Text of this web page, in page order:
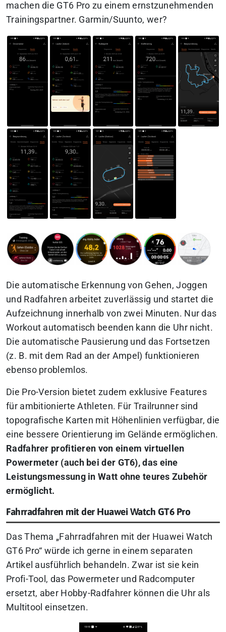
machen die GT6 Pro zu einem ernstzunehmenden
Trainingspartner. Garmin/Suunto, wer?
Die automatische Erkennung von Gehen, Joggen
und Radfahren arbeitet zuverlässig und startet die
Aufzeichnung innerhalb von zwei Minuten. Nur das
Workout automatisch beenden kann die Uhr nicht.
Die automatische Pausierung und das Fortsetzen
(z. B. mit dem Rad an der Ampel) funktionieren
ebenso problemlos.
Die Pro-Version bietet zudem exklusive Features
für ambitionierte Athleten. Für Trailrunner sind
topografische Karten mit Höhenlinien verfügbar, die
eine bessere Orientierung im Gelände ermöglichen.
Radfahrer profitieren von einem virtuellen
Powermeter (auch bei der GT6), das eine
Leistungsmessung in Watt ohne teures Zubehör
ermöglicht.
Fahrradfahren mit der Huawei Watch GT6 Pro
Das Thema „Fahrradfahren mit der Huawei Watch
GT6 Pro“ würde ich gerne in einem separaten
Artikel ausführlich behandeln. Zwar ist sie kein
Profi-Tool, das Powermeter und Radcomputer
ersetzt, aber Hobby-Radfahrer können die Uhr als
Multitool einsetzen.